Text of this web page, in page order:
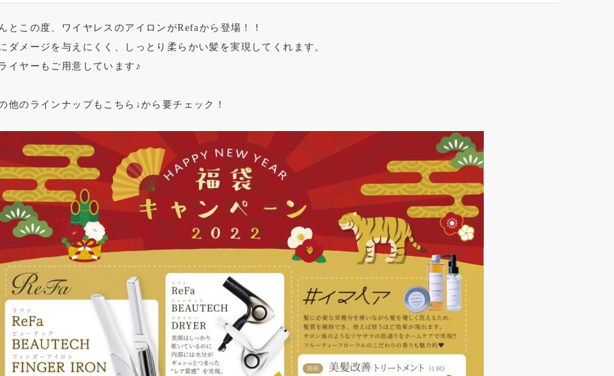
とこの度、ワイヤレスのアイロンがRefaから登場！！
ダメージを与えにくく、しっとり柔らかい髪を実現してくれます。
イヤーもご用意しています♪
他のラインナップもこちら↓から要チェック！